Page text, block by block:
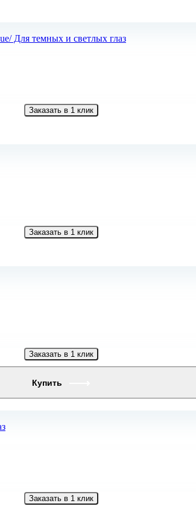
Заказать в 1 клик
Заказать в 1 клик
Заказать в 1 клик
Заказать в 1 клик